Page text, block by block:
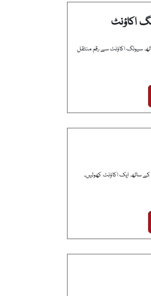
اکاؤنٹ
سیونگ اکاؤنٹ سے رقم منتقل